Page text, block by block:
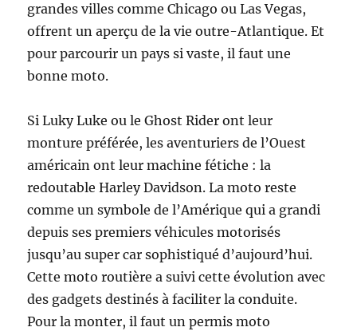
grandes villes comme Chicago ou Las Vegas,
offrent un aperçu de la vie outre-Atlantique. Et
pour parcourir un pays si vaste, il faut une
bonne moto.
Si Luky Luke ou le Ghost Rider ont leur
monture préférée, les aventuriers de l’Ouest
américain ont leur machine fétiche : la
redoutable Harley Davidson. La moto reste
comme un symbole de l’Amérique qui a grandi
depuis ses premiers véhicules motorisés
jusqu’au super car sophistiqué d’aujourd’hui.
Cette moto routière a suivi cette évolution avec
des gadgets destinés à faciliter la conduite.
Pour la monter, il faut un permis moto